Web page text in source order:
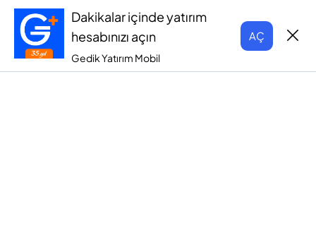
Dakikalar içinde yatırım
hesabınızı açın
Gedik Yatırım Mobil
AÇ